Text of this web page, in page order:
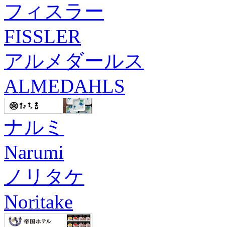
フィスラー
FISSLER
アルメダールス
ALMEDAHLS
ナルミ
Narumi
ノリタケ
Noritake